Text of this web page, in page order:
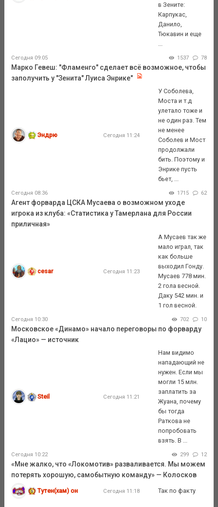
в Зените:
Карпукас,
Данило,
Тюкавин и еще
Сегодня 09:05 1537 78
Марко Гевеш: "Фламенго" сделает всё возможное, чтобы
заполучить у "Зенита" Луиса Энрике"
Эндрю Сегодня 11:24
У Соболева,
Моста и т.д
улетало тоже и
не один раз. Тем
не менее
Соболев и Мост
продолжали
бить. Поэтому и
Энрике пусть
бьет, ...
Сегодня 08:36 1715 62
Агент форварда ЦСКА Мусаева о возможном уходе
игрока из клуба: «Статистика у Тамерлана для России
приличная»
cesar Сегодня 11:23
А Мусаев так же
мало играл, так
как больше
выходил Гонду.
Мусаев 778 мин.
2 гола весной.
Даку 542 мин. и
1 гол весной.
Сегодня 10:30 702 10
Московское «Динамо» начало переговоры по форварду
«Лацио» — источник
Steil Сегодня 11:21
Нам видимо
нападающий не
нужен. Если мы
могли 15 млн.
заплатить за
Жуана, почему
бы тогда
Раткова не
попробовать
взять. В ...
Сегодня 10:22 299 12
«Мне жалко, что «Локомотив» разваливается. Мы можем
потерять хорошую, самобытную команду» — Колосков
Тутен(хам) он Сегодня 11:18 Так по факту